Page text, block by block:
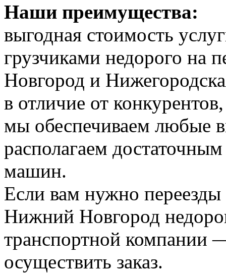
Наши преимущества:
выгодная стоимость
грузчиками недорого на
Новгород и
в отличие от
мы обеспечиваем любые
располагаем
машин.
Если вам нужно переезды
Нижний Новгород
транспортной компании
осуществить заказ.